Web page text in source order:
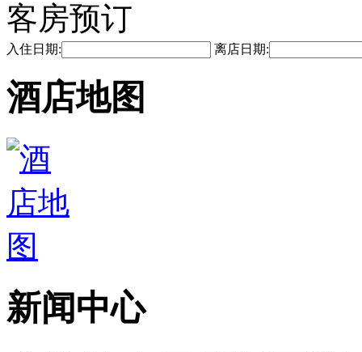
客房预订
入住日期: 离店日期:
酒店地图
新闻中心